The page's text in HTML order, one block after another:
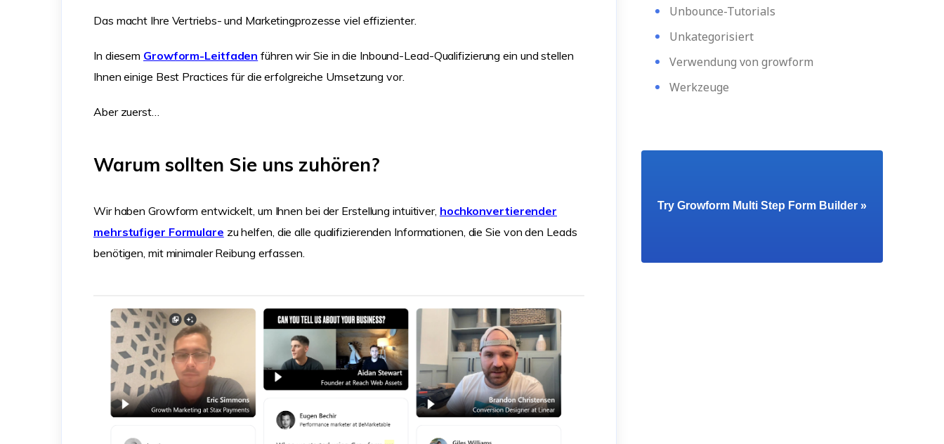
Das macht Ihre Vertriebs- und Marketingprozesse viel effizienter.
In diesem Growform-Leitfaden führen wir Sie in die Inbound-Lead-Qualifizierung ein und stellen
Ihnen einige Best Practices für die erfolgreiche Umsetzung vor.
Aber zuerst…
Warum sollten Sie uns zuhören?
Wir haben Growform entwickelt, um Ihnen bei der Erstellung intuitiver, hochkonvertierender
mehrstufiger Formulare zu helfen, die alle qualifizierenden Informationen, die Sie von den Leads
benötigen, mit minimaler Reibung erfassen.
Unbounce-Tutorials
Unkategorisiert
Verwendung von growform
Werkzeuge
Try Growform Multi Step Form Builder »